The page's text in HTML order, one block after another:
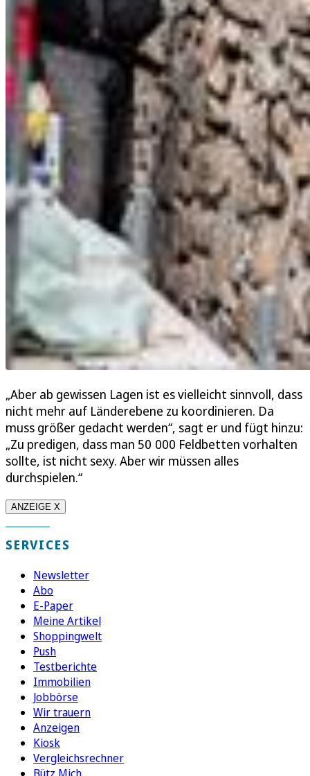
„Aber ab gewissen Lagen ist es vielleicht sinnvoll, dass
nicht mehr auf Länderebene zu koordinieren. Da
muss größer gedacht werden“, sagt er und fügt hinzu:
„Zu predigen, dass man 50 000 Feldbetten vorhalten
sollte, ist nicht sexy. Aber wir müssen alles
durchspielen.“
ANZEIGE X
SERVICES
Newsletter
Abo
E-Paper
Meine Artikel
Shoppingwelt
Push
Testberichte
Immobilien
Jobbörse
Wir trauern
Anzeigen
Kiosk
Vergleichsrechner